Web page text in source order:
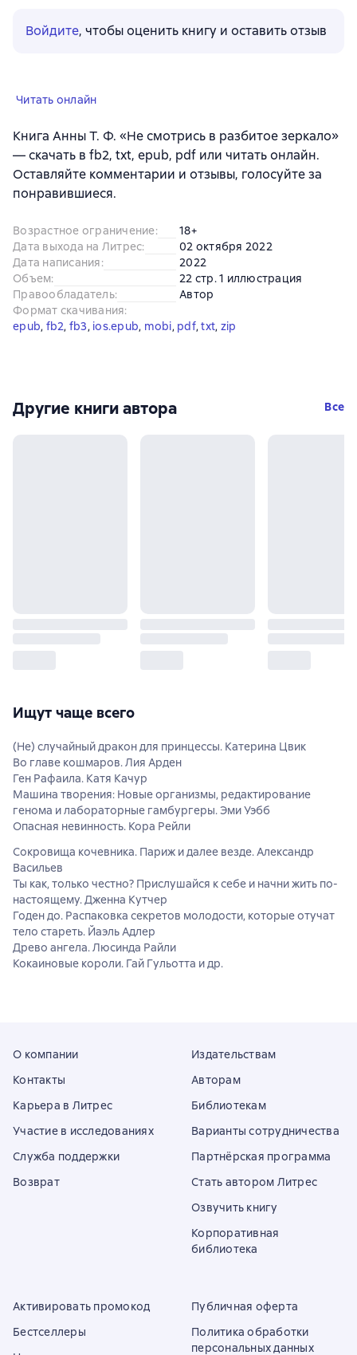
Войдите, чтобы оценить книгу и оставить отзыв
Читать онлайн
Книга Анны Т. Ф. «Не смотрись в разбитое зеркало»
— скачать в fb2, txt, epub, pdf или читать онлайн.
Оставляйте комментарии и отзывы, голосуйте за
понравившиеся.
Возрастное ограничение:
18+
Дата выхода на Литрес:
02 октября 2022
Дата написания:
2022
Объем:
22 стр. 1 иллюстрация
Правообладатель:
Автор
Формат скачивания:
epub, fb2, fb3, ios.epub, mobi, pdf, txt, zip
Другие книги автора Все
Ищут чаще всего
(Не) случайный дракон для принцессы. Катерина Цвик
Во главе кошмаров. Лия Арден
Ген Рафаила. Катя Качур
Машина творения: Новые организмы, редактирование
генома и лабораторные гамбургеры. Эми Уэбб
Опасная невинность. Кора Рейли
Сокровища кочевника. Париж и далее везде. Александр
Васильев
Ты как, только честно? Прислушайся к себе и начни жить по-
настоящему. Дженна Кутчер
Годен до. Распаковка секретов молодости, которые отучат
тело стареть. Йаэль Адлер
Древо ангела. Люсинда Райли
Кокаиновые короли. Гай Гульотта и др.
О компании
Контакты
Карьера в Литрес
Участие в исследованиях
Служба поддержки
Возврат
Издательствам
Авторам
Библиотекам
Варианты сотрудничества
Партнёрская программа
Стать автором Литрес
Озвучить книгу
Корпоративная
библиотека
Активировать промокод
Бестселлеры
Публичная оферта
Политика обработки
персональных данных